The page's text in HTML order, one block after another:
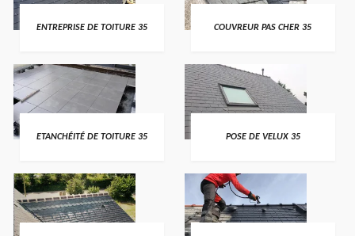
ENTREPRISE DE TOITURE 35 COUVREUR PAS CHER 35
ETANCHÉITÉ DE TOITURE 35 POSE DE VELUX 35